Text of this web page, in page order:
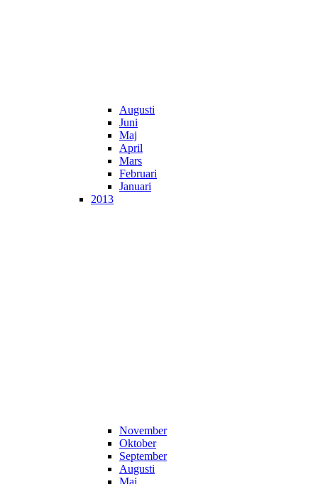
Augusti
Juni
Maj
April
Mars
Februari
Januari
2013
November
Oktober
September
Augusti
Maj